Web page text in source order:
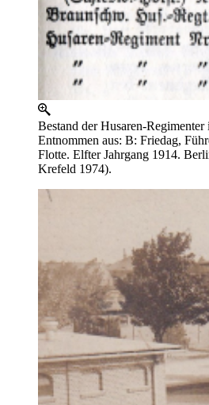
Bestand der Husaren-Regimenter
Entnommen aus: B: Friedag,
Flotte. Elfter Jahrgang 1914.
Krefeld 1974).